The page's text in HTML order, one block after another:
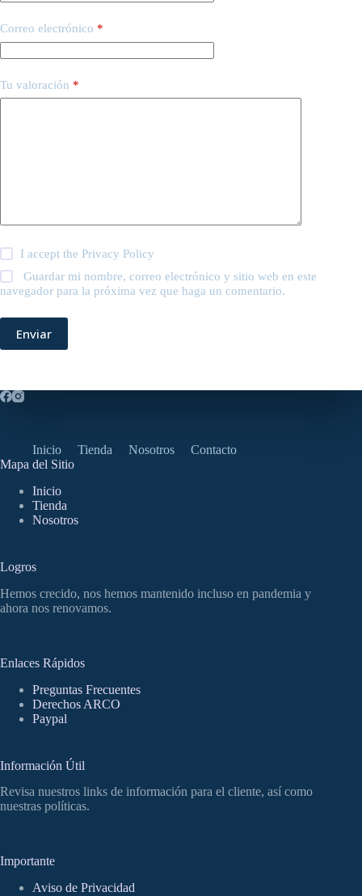
Correo electrónico *
Tu valoración *
I accept the Privacy Policy
Guardar mi nombre, correo electrónico y sitio web en este
navegador para la próxima vez que haga un comentario.
Enviar
Inicio Tienda Nosotros
Contacto
Mapa del Sitio
Inicio
Tienda
Nosotros
Logros
Hemos crecido, nos hemos mantenido incluso en pandemia y
ahora nos renovamos.
Enlaces Rápidos
Preguntas Frecuentes
Derechos ARCO
Paypal
Información Útil
Revisa nuestros links de información para el cliente, así como
nuestras políticas.
Importante
Aviso de Privacidad